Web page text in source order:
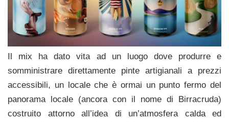
Il mix ha dato vita ad un luogo dove produrre e
somministrare direttamente pinte artigianali a prezzi
accessibili, un locale che è ormai un punto fermo del
panorama locale (ancora con il nome di Birracruda)
costruito attorno all’idea di un’atmosfera calda ed